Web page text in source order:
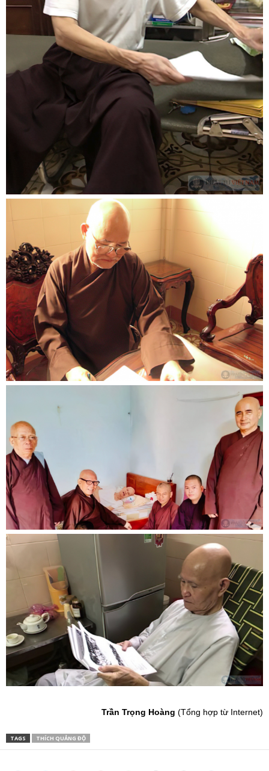
Trần Trọng Hoàng (Tổng hợp từ Internet)
TAGS THÍCH QUẢNG ĐỘ